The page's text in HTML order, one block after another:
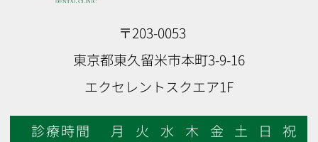
〒203-0053
東京都東久留米市本町3-9-16
エクセレントスクエア1F
診療時間 月 火 水 木 金 土 日 祝